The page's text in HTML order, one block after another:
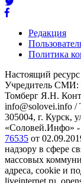
Редакция
Политика
Настоящий
Учредитель СМИ:
Томберг Я.Н.
info@solovei.info /
305004, г. Курск,
«Соловей.Инфо»
76535 от
надзору в сфере
массовых
адреса, cookie и